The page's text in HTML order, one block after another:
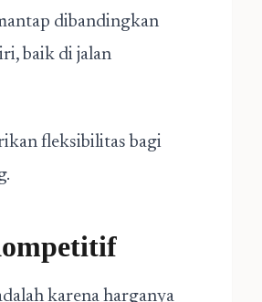
dibandingkan
baik di jalan
fleksibilitas bagi
karena harganya